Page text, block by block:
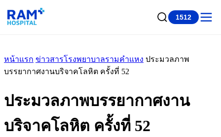
1512
หน้าแรก ข่าวสารโรงพยาบาลรามคำแหง ประมวลภาพ
บรรยากาศงานบริจาคโลหิต ครั้งที่ 52
ประมวลภาพบรรยากาศงาน
บริจาคโลหิต ครั้งที่ 52